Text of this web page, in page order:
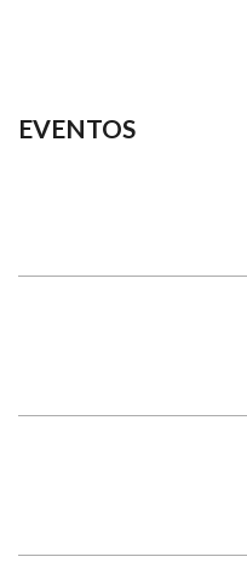
EVENTOS